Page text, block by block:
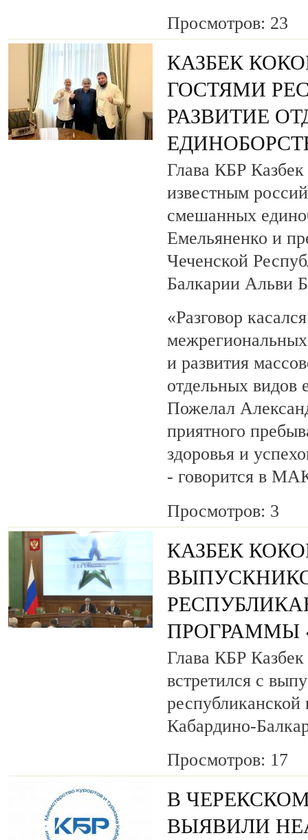
Просмотров: 23
КАЗБЕК
ГОСТЯМИ
РАЗВИТИЕ
Глава КБР Казбек
известным
смешанных
Емельяненко и
Чеченской
Балкарии Альви
«Разговор
и развития
отдельных видов
Пожелал
приятного
здоровья и
- говорится в
Просмотров: 3
КАЗБЕК
ПРОГРАММЫ
Глава КБР Казбек
встретился с
Кабардино-
Просмотров: 17
В
ВЫЯВИЛИ